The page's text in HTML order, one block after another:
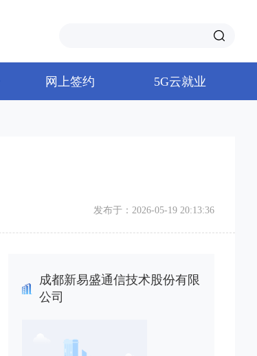
网上签约 5G云就业
发布于：2026-05-19 20:13:36
成都新易盛通信技术股份有限
公司